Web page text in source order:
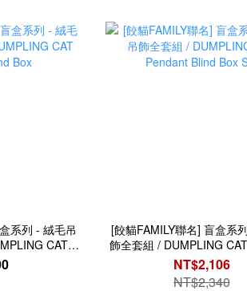
系列 - 絨毛吊
CAT
Box
[餃貓FAMILY聯名] 盲盒系
飾全套組 / DUMPLING
Blind Box Set
NT$2,106
NT$2,340